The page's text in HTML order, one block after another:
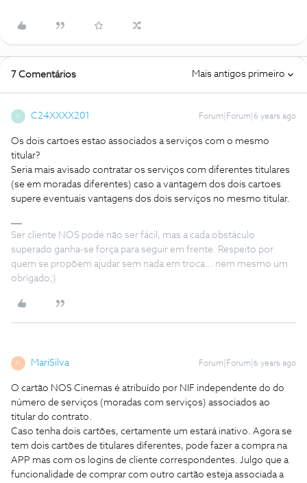
7 Comentários Mais antigos primeiro
C C24XXXX201 Forum|Forum|6 years ago
Os dois cartoes estao associados a serviços com o mesmo
titular?
Seria mais avisado contratar os serviços com diferentes titulares
(se em moradas diferentes) caso a vantagem dos dois cartoes
supere eventuais vantagens dos dois serviços no mesmo titular.
Ser cliente NOS pode não ser fácil, mas a cada obstáculo
superado ganha-se força para seguir em frente. Respeito por
quem se propõem ajudar sem nada em troca... nem mesmo um
obrigado;)
M MariSilva Forum|Forum|6 years ago
O cartão NOS Cinemas é atribuído por NIF independente do do
número de serviços (moradas com serviços) associados ao
titular do contrato.
Caso tenha dois cartões, certamente um estará inativo. Agora se
tem dois cartões de titulares diferentes, pode fazer a compra na
APP mas com os logins de cliente correspondentes. Julgo que a
funcionalidade de comprar com outro cartão esteja associada a